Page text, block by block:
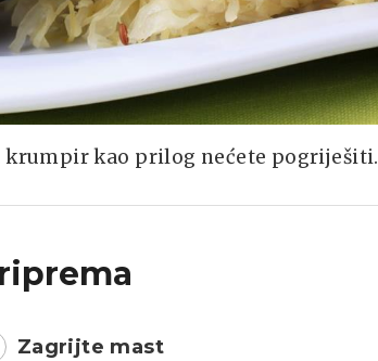
krumpir kao prilog nećete pogriješiti.
Zagrijte mast